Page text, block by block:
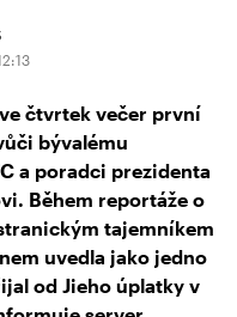
čtvrtek večer první
bývalému
a poradci prezidenta
Během reportáže o
tajemníkem
uvedla jako jedno
od Jieho úplatky v